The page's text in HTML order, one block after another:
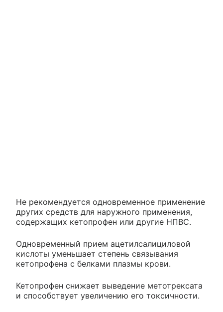
Не рекомендуется одновременное применение
других средств для наружного применения,
содержащих кетопрофен или другие НПВС.
Одновременный прием ацетилсалициловой
кислоты уменьшает степень связывания
кетопрофена с белками плазмы крови.
Кетопрофен снижает выведение метотрексата
и способствует увеличению его токсичности.